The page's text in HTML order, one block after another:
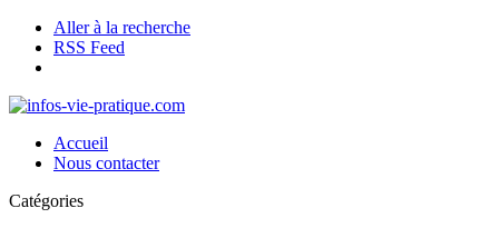
Aller à la recherche
RSS Feed
Accueil
Nous contacter
Catégories